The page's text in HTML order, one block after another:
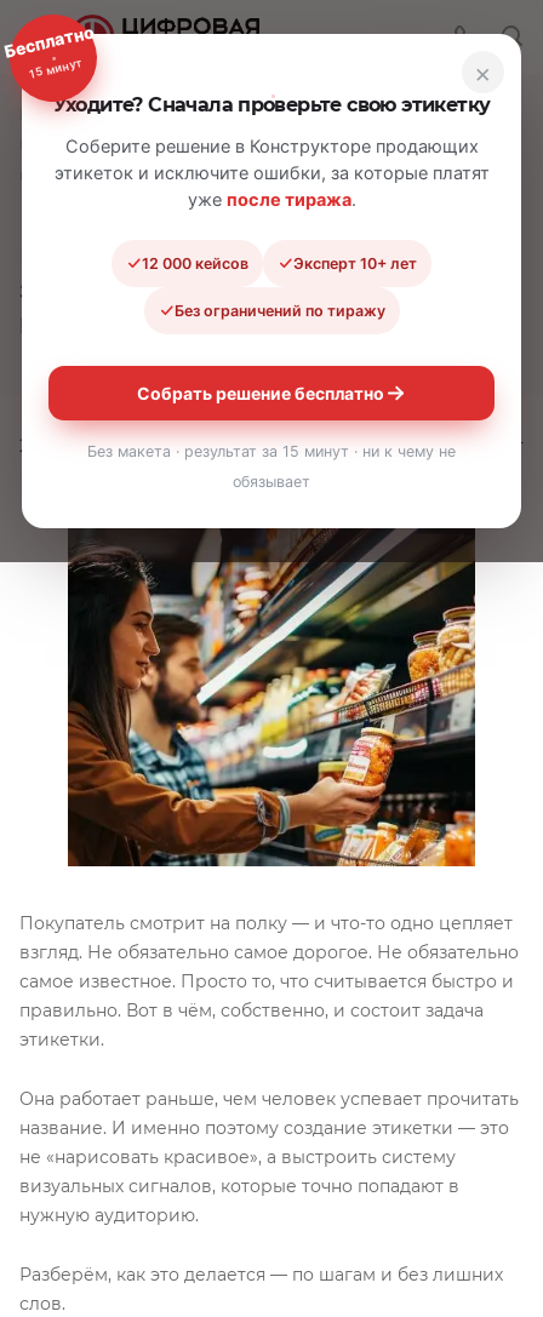
Главная — Блог —
Как создать уникальные и запоминающиеся этикетки: принципы
и алгоритм
Как создать уникальные и
запоминающиеся этикетки:
принципы и алгоритм
23.06.2024 Время прочтения: ≈6 минут
Покупатель смотрит на полку — и что-то одно цепляет
взгляд. Не обязательно самое дорогое. Не обязательно
самое известное. Просто то, что считывается быстро и
правильно. Вот в чём, собственно, и состоит задача
этикетки.
Она работает раньше, чем человек успевает прочитать
название. И именно поэтому создание этикетки — это
не «нарисовать красивое», а выстроить систему
визуальных сигналов, которые точно попадают в
нужную аудиторию.
Разберём, как это делается — по шагам и без лишних
слов.
Бесплатно
15 минут ×
Уходите? Сначала проверьте свою этикетку
Соберите решение в Конструкторе продающих
этикеток и исключите ошибки, за которые платят
уже после тиража.
12 000 кейсов Эксперт 10+ лет
Без ограничений по тиражу
Собрать решение бесплатно
Без макета · результат за 15 минут · ни к чему не
обязывает